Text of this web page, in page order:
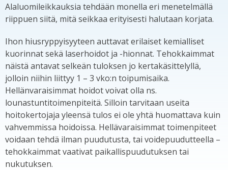
Alaluomileikkauksia tehdään monella eri menetelmällä
riippuen siitä, mitä seikkaa erityisesti halutaan korjata.
Ihon hiusryppyisyyteen auttavat erilaiset kemialliset
kuorinnat sekä laserhoidot ja -hionnat. Tehokkaimmat
näistä antavat selkeän tuloksen jo kertakäsittelyllä,
jolloin niihin liittyy 1 – 3 vko:n toipumisaika.
Hellänvaraisimmat hoidot voivat olla ns.
lounastuntitoimenpiteitä. Silloin tarvitaan useita
hoitokertojaja yleensä tulos ei ole yhtä huomattava kuin
vahvemmissa hoidoissa. Hellävaraisimmat toimenpiteet
voidaan tehdä ilman puudutusta, tai voidepuudutteella –
tehokkaimmat vaativat paikallispuudutuksen tai
nukutuksen.